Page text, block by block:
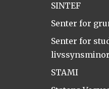
SINTEF
Senter for
Senter for
STAMI